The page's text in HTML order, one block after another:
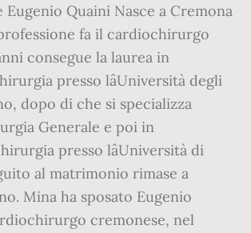
Eugenio Quaini Nasce a Cremona
fa il cardiochirurgo
anni consegue la laurea in
presso lâUniversità degli
dopo di che si specializza
Generale e poi in
presso lâUniversità di
al matrimonio rimase a
Mina ha sposato Eugenio
cremonese, nel